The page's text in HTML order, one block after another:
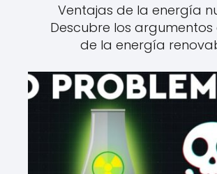
Ventajas de la energía
Descubre los
de la energía